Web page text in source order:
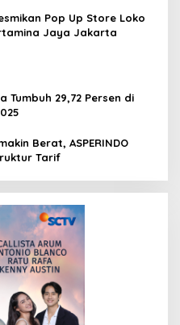
Pop Up Store Loko
Jaya Jakarta
Tumbuh 29,72 Persen di
Berat, ASPERINDO
Tarif